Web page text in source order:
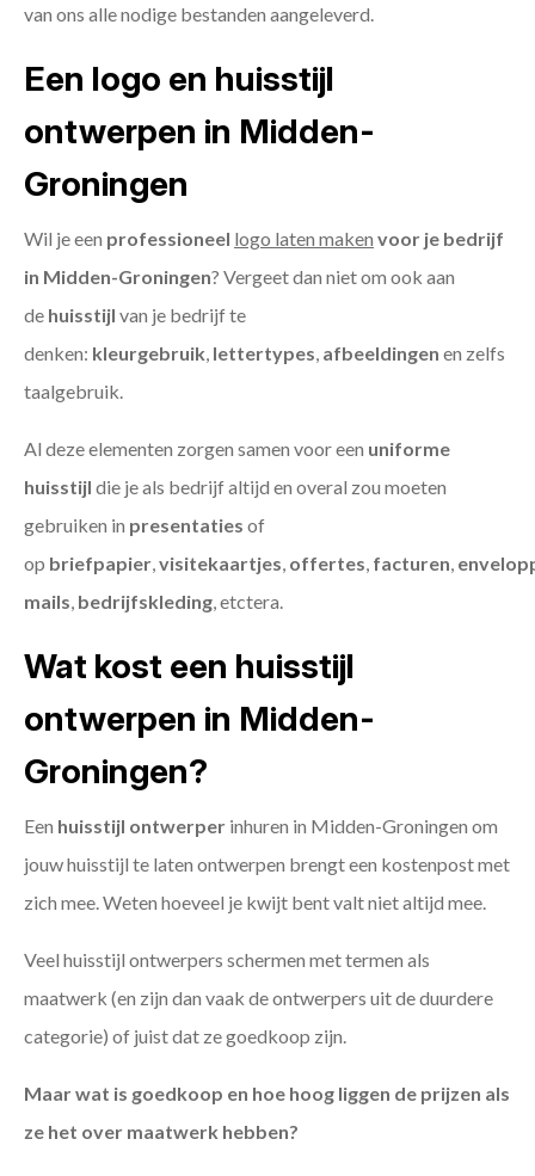
van ons alle nodige bestanden aangeleverd.
Een logo en huisstijl
ontwerpen in Midden-
Groningen
Wil je een professioneel logo laten maken voor je bedrijf
in Midden-Groningen? Vergeet dan niet om ook aan
de huisstijl van je bedrijf te
denken: kleurgebruik, lettertypes, afbeeldingen en zelfs
taalgebruik.
Al deze elementen zorgen samen voor een uniforme
huisstijl die je als bedrijf altijd en overal zou moeten
gebruiken in presentaties of
op briefpapier,visitekaartjes, offertes, facturen,
mails, bedrijfskleding, etctera.
Wat kost een huisstijl
ontwerpen in Midden-
Groningen?
Een huisstijl ontwerper inhuren in Midden-Groningen om
jouw huisstijl te laten ontwerpen brengt een kostenpost met
zich mee. Weten hoeveel je kwijt bent valt niet altijd mee.
Veel huisstijl ontwerpers schermen met termen als
maatwerk (en zijn dan vaak de ontwerpers uit de duurdere
categorie) of juist dat ze goedkoop zijn.
Maar wat is goedkoop en hoe hoog liggen de prijzen als
ze het over maatwerk hebben?